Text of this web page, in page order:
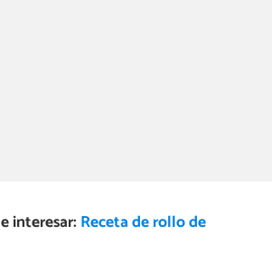
interesar: Receta de rollo de